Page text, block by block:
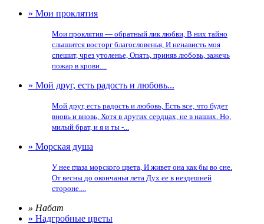
» Мои проклятия
Мои проклятия — обратный лик любви, В них тайно
слышится восторг благословенья, И ненависть моя
спешит, чрез утоленье, Опять, приняв любовь, зажечь
пожар в крови....
» Мой друг, есть радость и любовь...
Мой друг, есть радость и любовь, Есть все, что будет
вновь и вновь, Хотя в других сердцах, не в наших. Но,
милый брат, и я и ты -...
» Морская душа
У нее глаза морского цвета, И живет она как бы во сне.
От весны до окончанья лета Дух ее в нездешней
стороне....
» Набат
» Надгробные цветы